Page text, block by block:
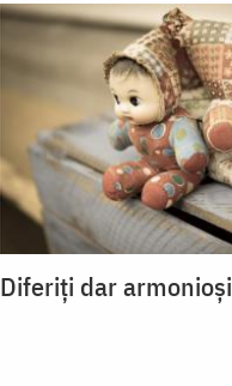
Diferiţi dar armonioşi